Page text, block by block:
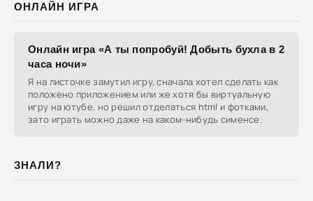
ОНЛАЙН ИГРА
Онлайн игра «А ты попробуй! Добыть бухла в 2
часа ночи»
Я на листочке замутил игру, сначала хотел сделать как
положено приложением или же хотя бы виртуальную
игру на ютубе, но решил отделаться html и фотками,
зато играть можно даже на каком-нибудь сименсе.
ЗНАЛИ?